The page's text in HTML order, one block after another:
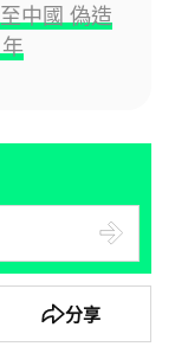
中國 偽造
分享